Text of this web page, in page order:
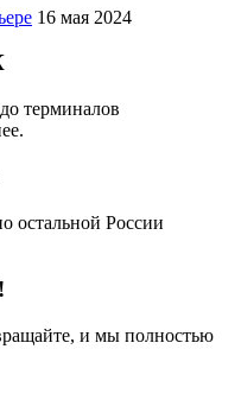
16 мая 2024
терминалов
остальной России
и мы полностью